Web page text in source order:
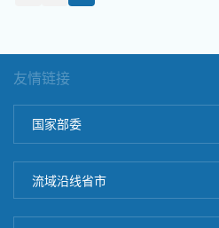
友情链接
国家部委
流域沿线省市